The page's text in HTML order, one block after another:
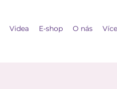
Videa E-shop O nás Více